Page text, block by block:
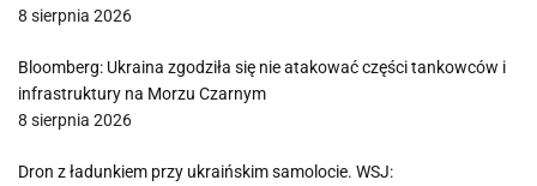
8 sierpnia 2026
Bloomberg: Ukraina zgodziła się nie atakować części tankowców i
infrastruktury na Morzu Czarnym
8 sierpnia 2026
Dron z ładunkiem przy ukraińskim samolocie. WSJ: